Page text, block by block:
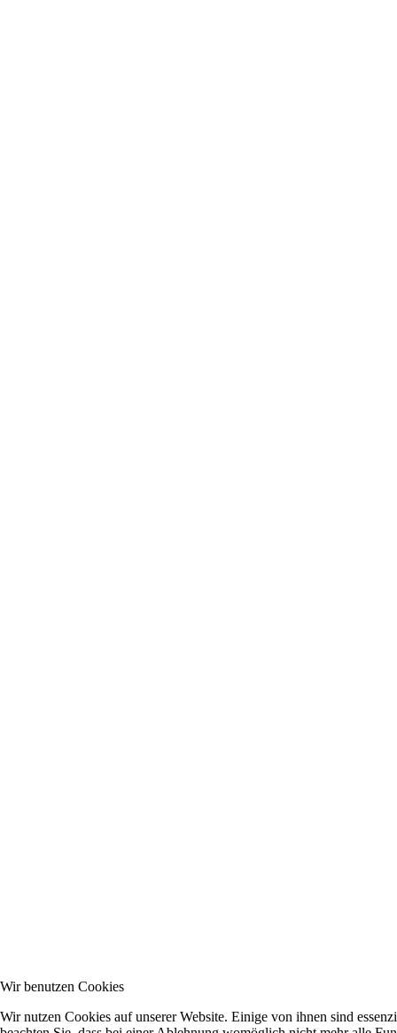
Wir benutzen Cookies
Wir nutzen Cookies auf unserer Website. Einige von ihnen sind